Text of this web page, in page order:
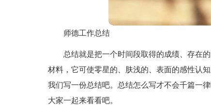
师德工作总结
总结就是把一个时间段取得的成绩、存在
材料，它可使零星的、肤浅的、表面的感性认
我们写一份总结吧。总结怎么写才不会千篇一
大家一起来看看吧。